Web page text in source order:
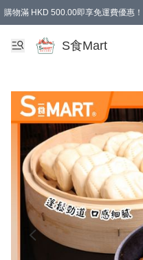
購物滿 HKD 500.00即享免運費優惠
S食Mart